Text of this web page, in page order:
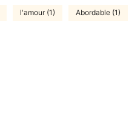
l'amour (1) Abordable (1)